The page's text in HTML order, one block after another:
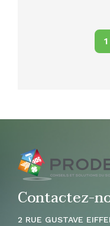
1
Contactez-
2 RUE GUSTAVE